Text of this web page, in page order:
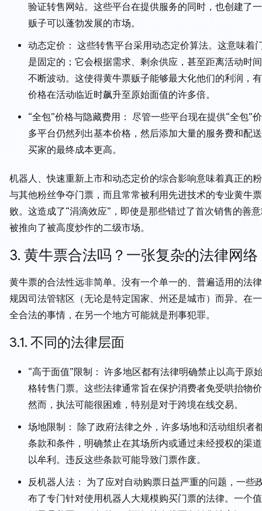
验证转售网站。这些平台在提供服务的同时，也创建了
贩子可以蓬勃发展的市场。
动态定价： 这些转售平台采用动态定价算法。这意味着
是固定的；它会根据需求、剩余供应，甚至距离活动时
不断波动。这使得黄牛票贩子能够最大化他们的利润，
价格在活动临近时飙升至原始面值的许多倍。
“全包”价格与隐藏费用： 尽管一些平台现在提供“全包”
多平台仍然列出基本价格，然后添加大量的服务费和配
买家的最终成本更高。
机器人、快速重新上市和动态定价的综合影响意味着真正的
与其他粉丝争夺门票，而且常常被利用先进技术的专业黄牛
败。这造成了“涓滴效应”，即使是那些错过了首次销售的善
被推向了被高度炒作的二级市场。
3. 黄牛票合法吗？一张复杂的法律网络
黄牛票的合法性远非简单。没有一个单一的、普遍适用的法
规因司法管辖区（无论是特定国家、州还是城市）而异。在
全合法的事情，在另一个地方可能就是刑事犯罪。
3.1. 不同的法律层面
“高于面值”限制： 许多地区都有法律明确禁止以高于原
格转售门票。这些法律通常旨在保护消费者免受哄抬物
然而，执法可能很困难，特别是对于跨境在线交易。
场地限制： 除了政府法律之外，许多场地和活动组织者
条款和条件，明确禁止在其场所内或通过未经授权的渠
以牟利。违反这些条款可能导致门票作废。
反机器人法： 为了应对自动购票日益严重的问题，一些
布了专门针对使用机器人大规模购买门票的法律。一个